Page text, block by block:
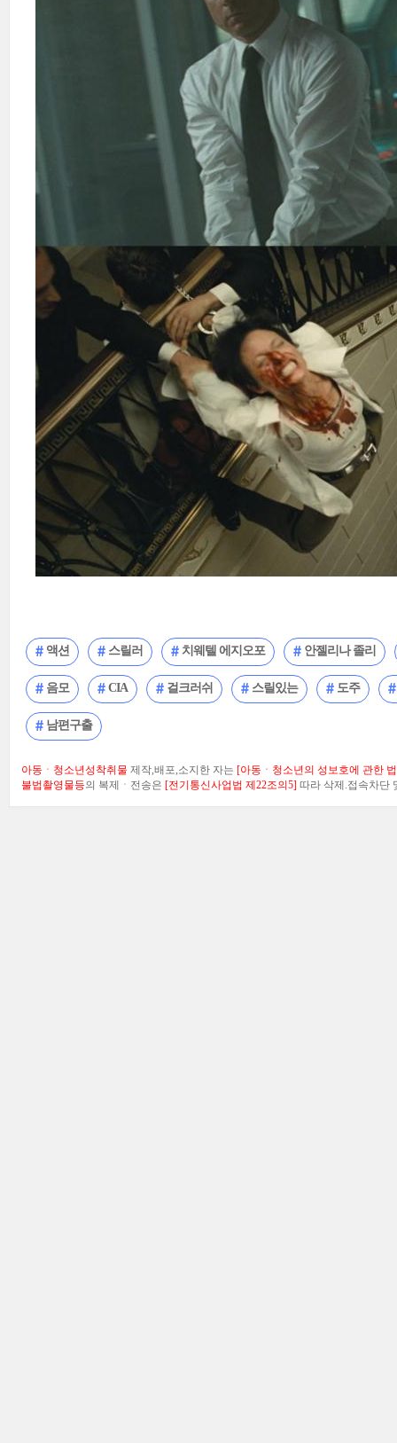
액션 스릴러 치웨텔 에지오포 안젤리나 졸리
음모 CIA 걸크러쉬 스릴있는 도주
남편구출
아동ㆍ청소년성착취물 제작,배포,소지한 자는 [아동ㆍ청소년의 성보호에 관한
불법촬영물등의 복제ㆍ전송은 [전기통신사업법 제22조의5] 따라 삭제.접속차단